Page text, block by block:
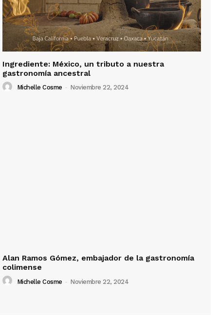
Ingrediente: México, un tributo a nuestra
gastronomía ancestral
Michelle Cosme - Noviembre 22, 2024
Alan Ramos Gómez, embajador de la gastronomía
colimense
Michelle Cosme - Noviembre 22, 2024